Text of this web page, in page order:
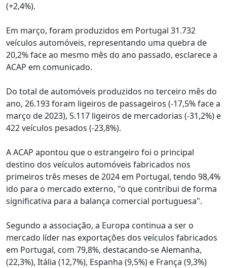
(+2,4%).
Em março, foram produzidos em Portugal 31.732
veículos automóveis, representando uma quebra de
20,2% face ao mesmo mês do ano passado, esclarece a
ACAP em comunicado.
Do total de automóveis produzidos no terceiro mês do
ano, 26.193 foram ligeiros de passageiros (-17,5% face a
março de 2023), 5.117 ligeiros de mercadorias (-31,2%) e
422 veículos pesados (-23,8%).
A ACAP apontou que o estrangeiro foi o principal
destino dos veículos automóveis fabricados nos
primeiros três meses de 2024 em Portugal, tendo 98,4%
ido para o mercado externo, "o que contribui de forma
significativa para a balança comercial portuguesa".
Segundo a associação, a Europa continua a ser o
mercado líder nas exportações dos veículos fabricados
em Portugal, com 79,8%, destacando-se Alemanha,
(22,3%), Itália (12,7%), Espanha (9,5%) e França (9,3%)